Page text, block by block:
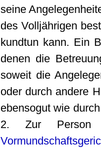
seine
des Volljährigen
kundtun kann. Ein
denen die
soweit die
oder durch andere
ebensogut wie
2. Zur Person